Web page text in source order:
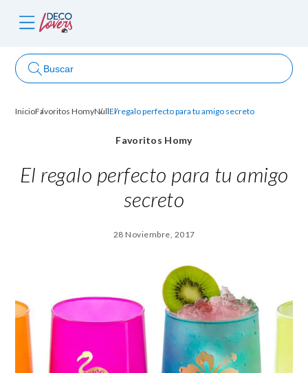
Buscar
InicioFavoritos HomyNullEl regalo perfecto para tu amigo secreto
Favoritos Homy
El regalo perfecto para tu amigo
secreto
28 Noviembre, 2017